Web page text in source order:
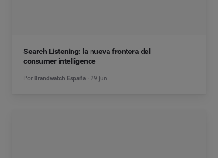
Search Listening: la nueva frontera del
consumer intelligence
Por Brandwatch España 29 jun